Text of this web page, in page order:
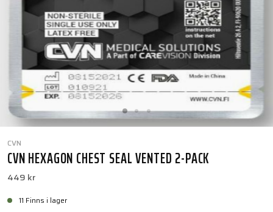
CVN
CVN HEXAGON CHEST SEAL VENTED 2-PACK
449 kr
11 Finns i lager